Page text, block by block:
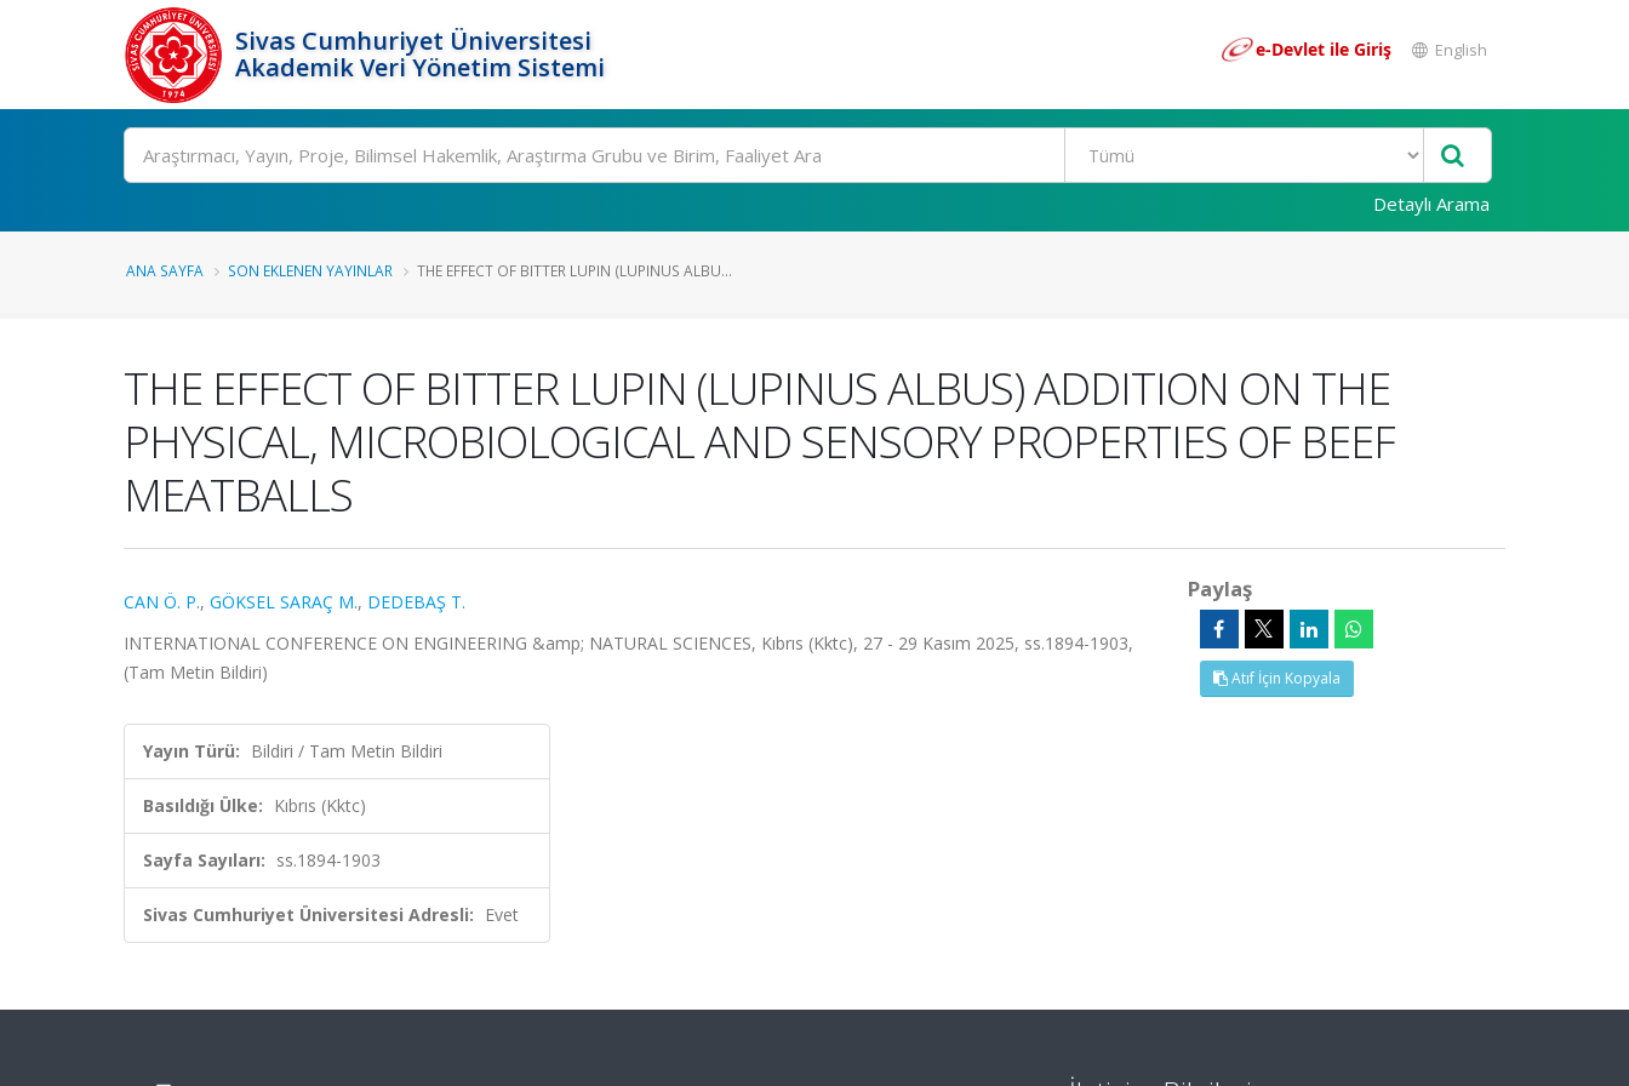
Sivas Cumhuriyet Üniversitesi
Akademik Veri Yönetim Sistemi
e-Devlet ile Giriş English
Ara
Detaylı Arama
ANA SAYFA SON EKLENEN YAYINLAR THE EFFECT OF BITTER LUPIN (LUPINUS ALBU...
THE EFFECT OF BITTER LUPIN (LUPINUS ALBUS) ADDITION ON THE
PHYSICAL, MICROBIOLOGICAL AND SENSORY PROPERTIES OF BEEF
MEATBALLS
CAN Ö. P., GÖKSEL SARAÇ M., DEDEBAŞ T.
INTERNATIONAL CONFERENCE ON ENGINEERING &amp; NATURAL SCIENCES, Kıbrıs (Kktc), 27 - 29 Kasım 2025, ss.1894-1903,
(Tam Metin Bildiri)
Yayın Türü: Bildiri / Tam Metin Bildiri
Basıldığı Ülke: Kıbrıs (Kktc)
Sayfa Sayıları: ss.1894-1903
Sivas Cumhuriyet Üniversitesi Adresli: Evet
Paylaş
Atıf İçin Kopyala